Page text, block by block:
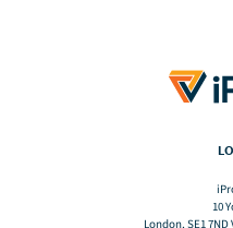
10
London, SE1